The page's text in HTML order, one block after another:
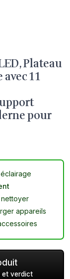
Plateau
11
pour
appareils
et verdict